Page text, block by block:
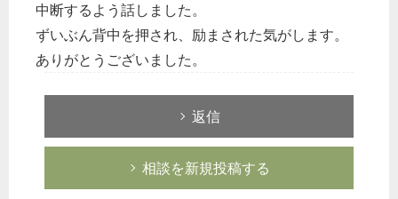
中断するよう話しました。
ずいぶん背中を押され、励まされた気がします。
ありがとうございました。
返信
相談を新規投稿する